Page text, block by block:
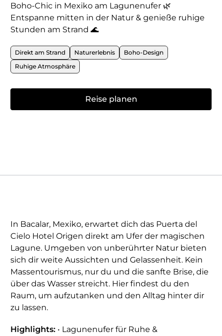
Boho-Chic in Mexiko am Lagunenufer 🌿
Entspanne mitten in der Natur & genieße ruhige
Stunden am Strand 🌊
Direkt am Strand Naturerlebnis
Boho-Design
Ruhige Atmosphäre
Reise planen
In Bacalar, Mexiko, erwartet dich das Puerta del
Cielo Hotel Origen direkt am Ufer der magischen
Lagune. Umgeben von unberührter Natur bieten
sich dir weite Aussichten und Gelassenheit. Kein
Massentourismus, nur du und die sanfte Brise, die
über das Wasser streicht. Hier findest du den
Raum, um aufzutanken und den Alltag hinter dir
zu lassen.
Highlights: • Lagunenufer für Ruhe &